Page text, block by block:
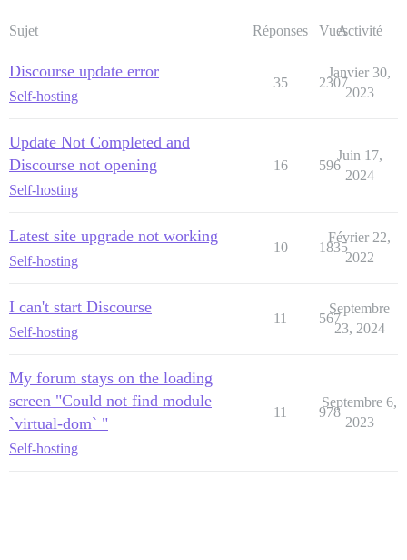
Sujet Réponses VuesActivité
Discourse update error
Self-hosting
35 2307
Janvier 30,
2023
Update Not Completed and
Discourse not opening
Self-hosting
16 596
Juin 17,
2024
Latest site upgrade not working
Self-hosting
10 1835
Février 22,
2022
I can't start Discourse
Self-hosting
11 567
Septembre
23, 2024
My forum stays on the loading
screen "Could not find module
`virtual-dom` "
Self-hosting
11 978
Septembre 6,
2023